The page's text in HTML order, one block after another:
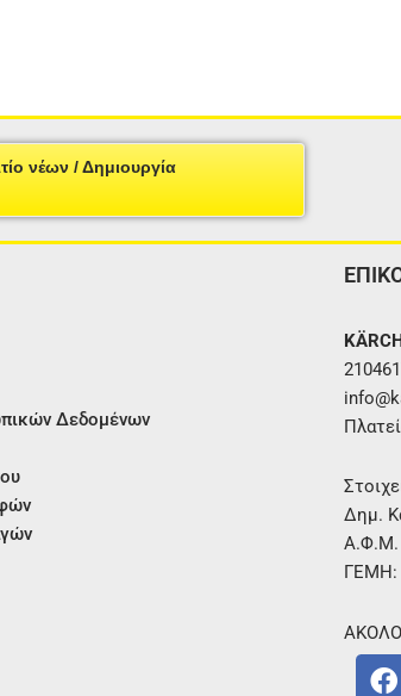
νέων / Δημιουργία
Δεδομένων
Δημ.
Α.Φ.Μ.
ΓΕΜΗ:
F